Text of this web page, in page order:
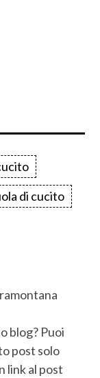
di cucito
blog? Puoi
post solo
link al post